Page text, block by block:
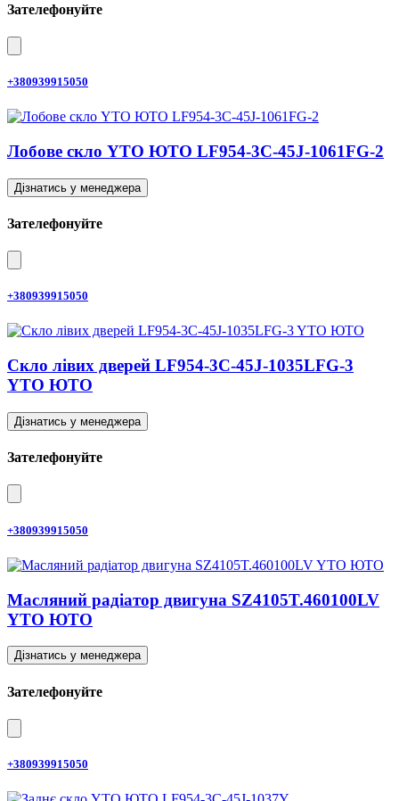
Зателефонуйте
+380939915050
Лобове скло YTO ЮТО LF954-3C-45J-1061FG-2
Дізнатись у менеджера
Зателефонуйте
+380939915050
Скло лівих дверей LF954-3C-45J-1035LFG-3
YTO ЮТО
Дізнатись у менеджера
Зателефонуйте
+380939915050
Масляний радіатор двигуна SZ4105T.460100LV
YTO ЮТО
Дізнатись у менеджера
Зателефонуйте
+380939915050